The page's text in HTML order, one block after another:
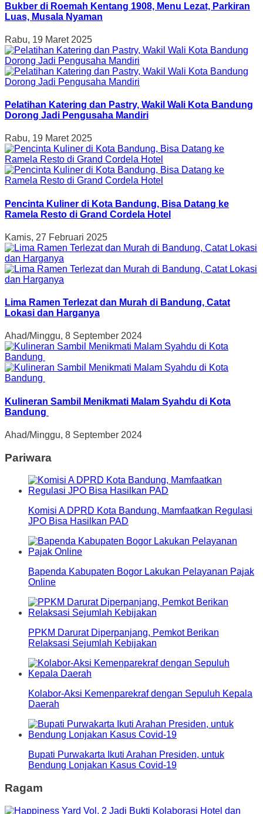
Bukber di Roemah Kentang 1908, Menu Lezat, Parkiran
Luas, Musala Nyaman
Rabu, 19 Maret 2025
Pelatihan Katering dan Pastry, Wakil Wali Kota Bandung
Dorong Jadi Pengusaha Mandiri
Rabu, 19 Maret 2025
Pencinta Kuliner di Kota Bandung, Bisa Datang ke
Ramela Resto di Grand Cordela Hotel
Kamis, 27 Februari 2025
Lima Ramen Terlezat dan Murah di Bandung, Catat
Lokasi dan Harganya
Ahad/Minggu, 8 September 2024
Kulineran Sambil Menikmati Malam Syahdu di Kota
Bandung
Ahad/Minggu, 8 September 2024
Pariwara
Komisi A DPRD Kota Bandung, Mamfaatkan Regulasi
JPO Bisa Hasilkan PAD
Bapenda Kabupaten Bogor Lakukan Pelayanan Pajak
Online
PPKM Darurat Diperpanjang, Pemkot Berikan
Relaksasi Sejumlah Kebijakan
Kolabor-Aksi Kemenparekraf dengan Sepuluh Kepala
Daerah
Bupati Purwakarta Ikuti Arahan Presiden, untuk
Bendung Lonjakan Kasus Covid-19
Ragam